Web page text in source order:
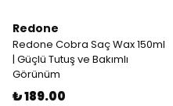
Redone
Redone Cobra Saç Wax 150ml
| Güçlü Tutuş ve Bakımlı
Görünüm
₺ 189.00